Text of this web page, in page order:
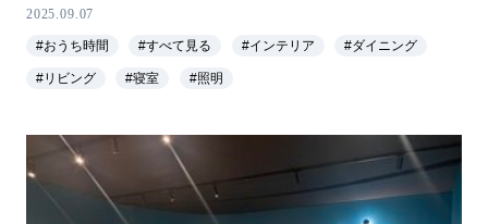
2025.09.07
#おうち時間 #すべて見る #インテリア #ダイニング
#リビング #寝室 #照明